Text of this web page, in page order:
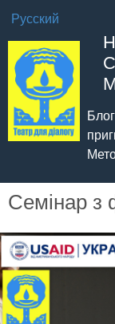
Русский
Семінар з